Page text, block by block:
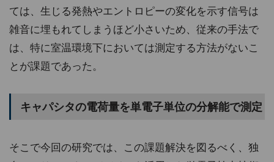
ては、生じる発熱やエントロピーの変化を示す信号は
雑音に埋もれてしまうほど小さいため、従来の手法で
は、特に室温環境下においては測定する方法がないこ
とが課題であった。
キャパシタの電荷量を単電子単位の分解能で測定
そこで今回の研究では、この課題解決を図るべく、独